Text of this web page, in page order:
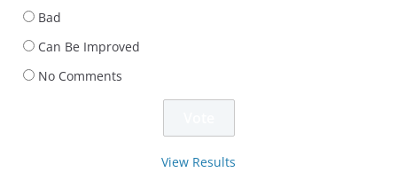
Bad
Can Be Improved
No Comments
View Results